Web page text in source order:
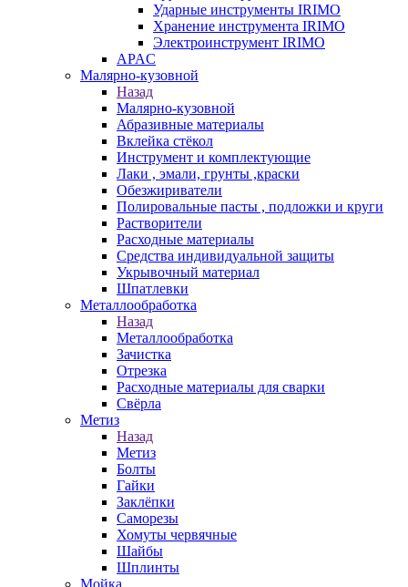
Ударные инструменты IRIMO
Хранение инструмента IRIMO
Электроинструмент IRIMO
APAC
Малярно-кузовной
Назад
Малярно-кузовной
Абразивные материалы
Вклейка стёкол
Инструмент и комплектующие
Лаки , эмали, грунты ,краски
Обезжириватели
Полировальные пасты , подложки и круги
Растворители
Расходные материалы
Средства индивидуальной защиты
Укрывочный материал
Шпатлевки
Металлообработка
Назад
Металлообработка
Зачистка
Отрезка
Расходные материалы для сварки
Свёрла
Метиз
Назад
Метиз
Болты
Гайки
Заклёпки
Саморезы
Хомуты червячные
Шайбы
Шплинты
Мойка